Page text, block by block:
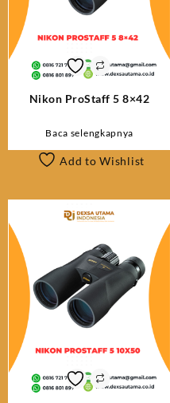
Nikon ProStaff 5 8×42
Baca selengkapnya
Add to Wishlist